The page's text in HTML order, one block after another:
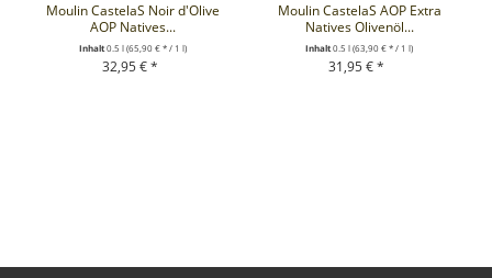
Moulin CastelaS Noir d'Olive
AOP Natives...
Inhalt0.5 l(65,90 € * / 1 l)
32,95 € *
Moulin CastelaS AOP Extra
Natives Olivenöl...
Inhalt0.5 l(63,90 € * / 1 l)
31,95 € *